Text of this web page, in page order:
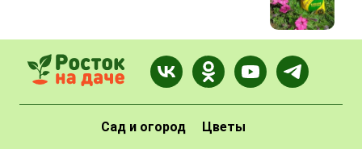
Сад и огород Цветы